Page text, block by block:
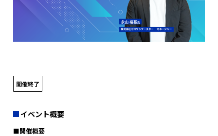
開催終了
イベント概要
■開催概要